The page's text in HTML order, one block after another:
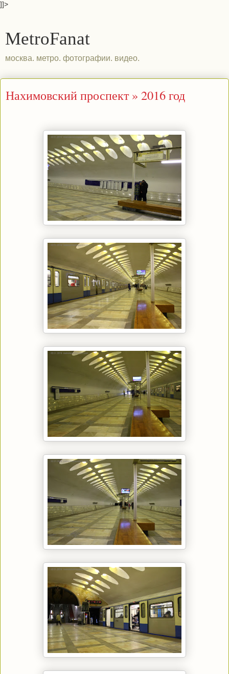
]]>
MetroFanat
москва. метро. фотографии. видео.
Нахимовский проспект » 2016 год